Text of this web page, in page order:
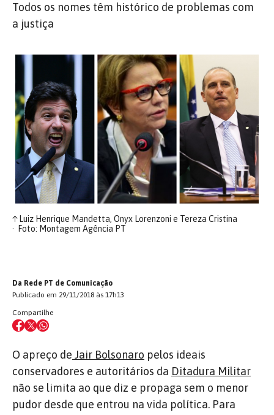
Todos os nomes têm histórico de problemas com
a justiça
↑Luiz Henrique Mandetta, Onyx Lorenzoni e Tereza Cristina
Foto: Montagem Agência PT
Da Rede PT de Comunicação
Publicado em 29/11/2018 às 17h13
Compartilhe
O apreço de Jair Bolsonaro pelos ideais
conservadores e autoritários da Ditadura Militar
não se limita ao que diz e propaga sem o menor
pudor desde que entrou na vida política. Para